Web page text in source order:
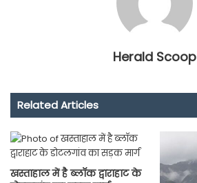
Herald Scoop
Related Articles
खस्ताहाल में है ब्लाॅक द्वाराहाट के